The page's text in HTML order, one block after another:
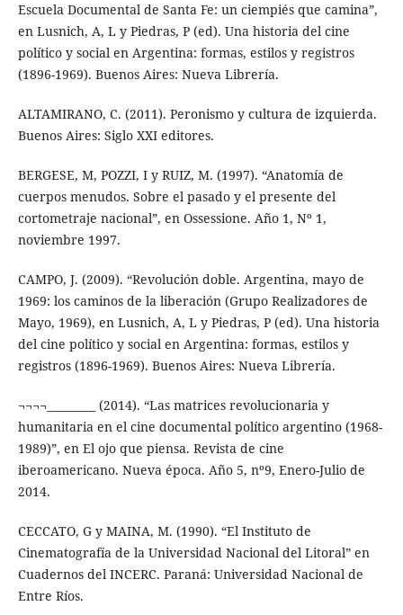
Escuela Documental de Santa Fe: un ciempiés que camina”,
en Lusnich, A, L y Piedras, P (ed). Una historia del cine
político y social en Argentina: formas, estilos y registros
(1896-1969). Buenos Aires: Nueva Librería.
ALTAMIRANO, C. (2011). Peronismo y cultura de izquierda.
Buenos Aires: Siglo XXI editores.
BERGESE, M, POZZI, I y RUIZ, M. (1997). “Anatomía de
cuerpos menudos. Sobre el pasado y el presente del
cortometraje nacional”, en Ossessione. Año 1, Nº 1,
noviembre 1997.
CAMPO, J. (2009). “Revolución doble. Argentina, mayo de
1969: los caminos de la liberación (Grupo Realizadores de
Mayo, 1969), en Lusnich, A, L y Piedras, P (ed). Una historia
del cine político y social en Argentina: formas, estilos y
registros (1896-1969). Buenos Aires: Nueva Librería.
¬¬¬¬_________ (2014). “Las matrices revolucionaria y
humanitaria en el cine documental político argentino (1968-
1989)”, en El ojo que piensa. Revista de cine
iberoamericano. Nueva época. Año 5, nº9, Enero-Julio de
2014.
CECCATO, G y MAINA, M. (1990). “El Instituto de
Cinematografía de la Universidad Nacional del Litoral” en
Cuadernos del INCERC. Paraná: Universidad Nacional de
Entre Ríos.